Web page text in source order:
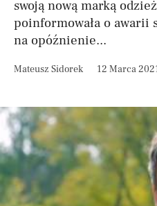
swoją nową marką
poinformowała o awarii
na opóźnienie...
Mateusz Sidorek 12 Marca